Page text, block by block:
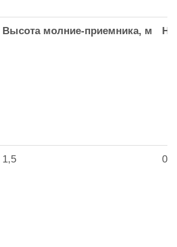
Высота молние-приемника, м
1,5